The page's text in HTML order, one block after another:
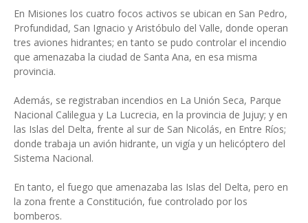
En Misiones los cuatro focos activos se ubican en San Pedro,
Profundidad, San Ignacio y Aristóbulo del Valle, donde operan
tres aviones hidrantes; en tanto se pudo controlar el incendio
que amenazaba la ciudad de Santa Ana, en esa misma
provincia.
Además, se registraban incendios en La Unión Seca, Parque
Nacional Calilegua y La Lucrecia, en la provincia de Jujuy; y en
las Islas del Delta, frente al sur de San Nicolás, en Entre Ríos;
donde trabaja un avión hidrante, un vigía y un helicóptero del
Sistema Nacional.
En tanto, el fuego que amenazaba las Islas del Delta, pero en
la zona frente a Constitución, fue controlado por los
bomberos.